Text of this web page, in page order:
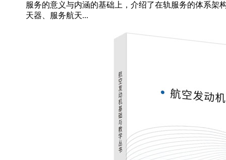
服务的意义与内涵的基础上，介绍了在轨服务的体系架
天器、服务航天...